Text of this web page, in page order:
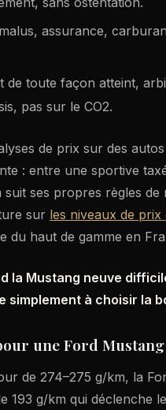
assurance,
de toute façon atteint,
pas sur le CO2.
de prix sur des autos
: entre une sportive
ses propres règles de
sur les niveaux de
du haut de gamme en
la Mustang neuve
simplement à choisir la
une Ford
de 274–275 g/km, la
193 g/km qui déclenche